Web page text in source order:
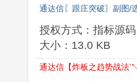
通达信〖跟庄突破〗副图/
授权方式：指标源码
大小：13.0 KB
通达信【炸板之趋势战法